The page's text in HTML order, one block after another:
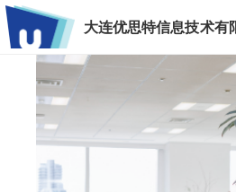
大连优思特信息技术有